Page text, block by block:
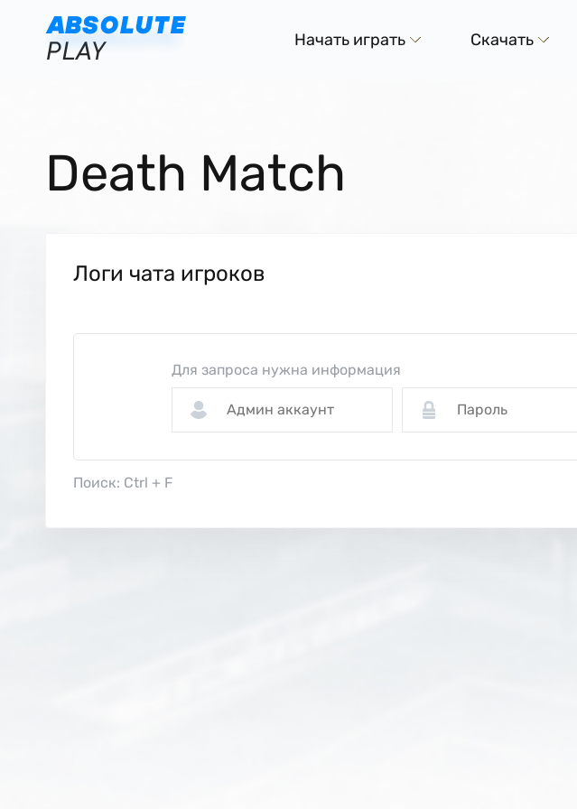
Начать играть Скачать
Death Match
Логи чата игроков
Для запроса нужна информация
Поиск: Ctrl + F